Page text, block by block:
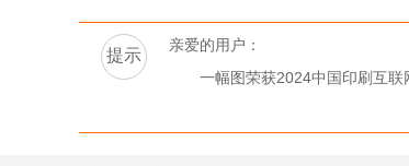
提示
亲爱的用户：
一幅图荣获2024中国印刷互